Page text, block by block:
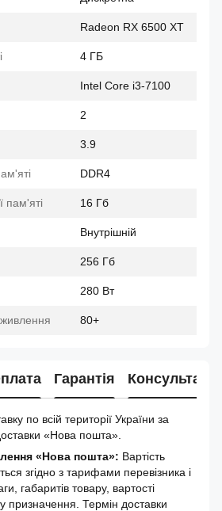
Radeon RX 6500 XT
4 ГБ
Intel Core i3-7100
2
3.9
DDR4
пам'яті 16 Гб
Внутрішній
256 Гб
280 Вт
80+
Гарантія Консультація
по всій території України за
«Нова пошта».
«Нова пошта»: Вартість
згідно з тарифами перевізника і
габаритів товару, вартості
призначення. Термін доставки